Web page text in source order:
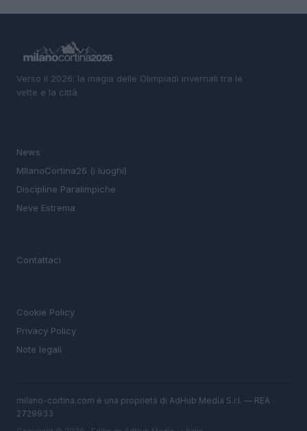
Verso il 2026: la magia delle Olimpiadi invernali tra le
vette e la città.
News
MIlanoCortina26 (i luoghi)
Discipline Paralimpiche
Neve Estrema
Contattaci
Cookie Policy
Privacy Policy
Note legali
milano-cortina.com è una proprietà di AdHub Media S.r.l. — REA
2729933